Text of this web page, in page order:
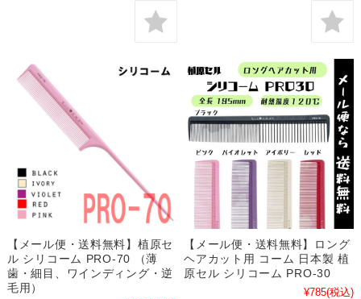
【メール便・送料無料】植原セ
ル シリコーム PRO-70 （薄
歯・細目、ワインディング・逆
毛用）
【メール便・送料無料】ロング
ヘアカット用 コーム 日本製 植
原セル シリコーム PRO-30
¥785(税込)